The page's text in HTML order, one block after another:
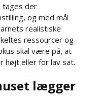
tages der
og med mål
realistiske
ressourcer og
skal være på, at
højt eller for lav sat.​
lægger